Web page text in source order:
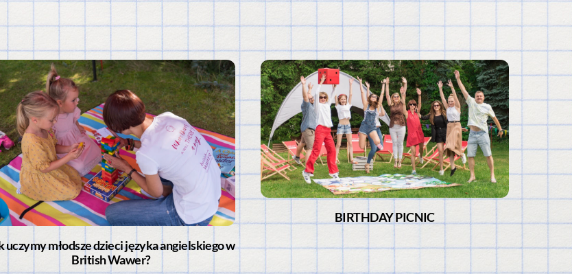
uczymy młodsze dzieci języka angielskiego w
British Wawer?
BIRTHDAY PICNIC